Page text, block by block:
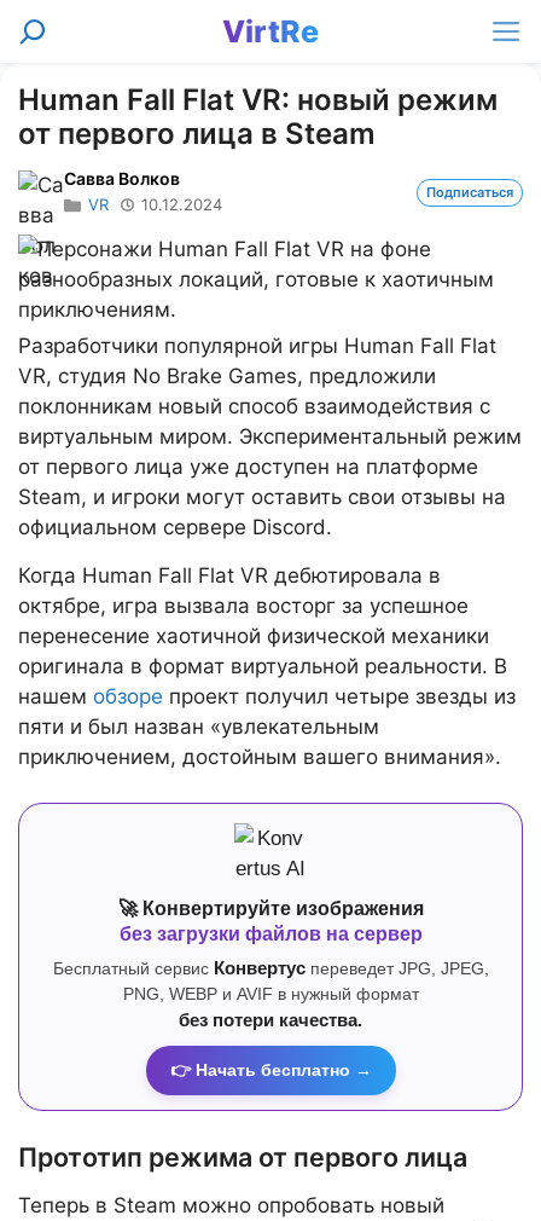
Перейти
VirtRe
Поиск
Human Fall Flat VR: новый режим
от первого лица в Steam
Савва Волков
VR 10.12.2024
Подписаться
Разработчики популярной игры Human Fall Flat
VR, студия No Brake Games, предложили
поклонникам новый способ взаимодействия с
виртуальным миром. Экспериментальный режим
от первого лица уже доступен на платформе
Steam, и игроки могут оставить свои отзывы на
официальном сервере Discord.
Когда Human Fall Flat VR дебютировала в
октябре, игра вызвала восторг за успешное
перенесение хаотичной физической механики
оригинала в формат виртуальной реальности. В
нашем обзоре проект получил четыре звезды из
пяти и был назван «увлекательным
приключением, достойным вашего внимания».
🚀 Конвертируйте изображения
без загрузки файлов на сервер
Бесплатный сервис Конвертуспереведет JPG, JPEG,
PNG, WEBP и AVIF в нужный формат
без потери качества.
👉 Начать бесплатно →
Прототип режима от первого лица
Теперь в Steam можно опробовать новый